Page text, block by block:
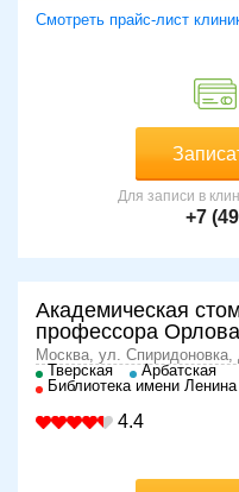
Смотреть прайс-лист
Для записи в
+7
Академическая
профессора Орлова
Москва, ул. Спиридоновка,
Тверская
Арбатская
Библиотека имени Ленина
4.4